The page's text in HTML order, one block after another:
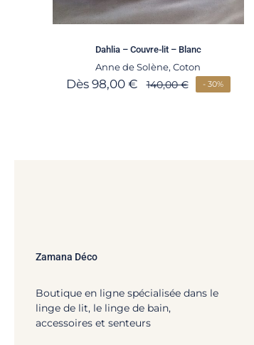
Dahlia – Couvre-lit – Blanc
Anne de Solène,Coton
Dès 98,00 € 140,00€ - 30%
Zamana Déco
Boutique en ligne spécialisée dans le
linge de lit, le linge de bain,
accessoires et senteurs